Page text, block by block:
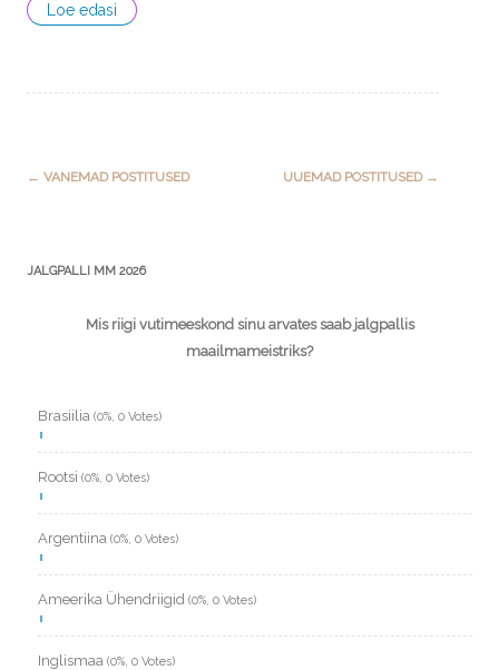
Loe edasi
Post
← VANEMAD POSTITUSED UUEMAD POSTITUSED →
JALGPALLI MM 2026
Mis riigi vutimeeskond sinu arvates saab jalgpallis
maailmameistriks?
Brasiilia (0%, 0 Votes)
Rootsi (0%, 0 Votes)
Argentiina (0%, 0 Votes)
Ameerika Ühendriigid (0%, 0 Votes)
Inglismaa (0%, 0 Votes)